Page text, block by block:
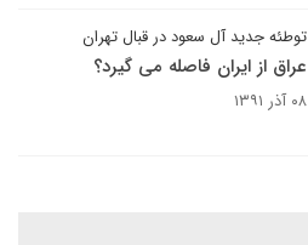
توطئه جدید آل سعود در قبال تهران
عراق از ایران فاصله می گیرد؟
۰۸ آذر ۱۳۹۱